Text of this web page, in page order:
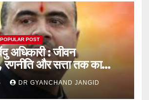
POPULAR POST
अधिकारी : जीवन
रणनीति और सत्ता तक का
DR GYANCHAND JANGID